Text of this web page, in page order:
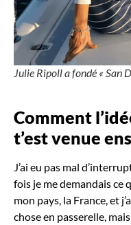
Julie Ripoll a fondé « San
Comment
t’est venue
J’ai eu pas mal
fois je me demandais ce
mon pays, la France, et
chose en passerelle,